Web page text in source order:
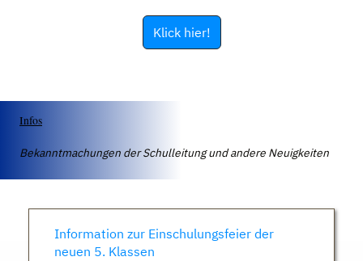
Klick hier!
Infos
Bekanntmachungen der Schulleitung und andere Neuigkeiten
Information zur Einschulungsfeier der
neuen 5. Klassen